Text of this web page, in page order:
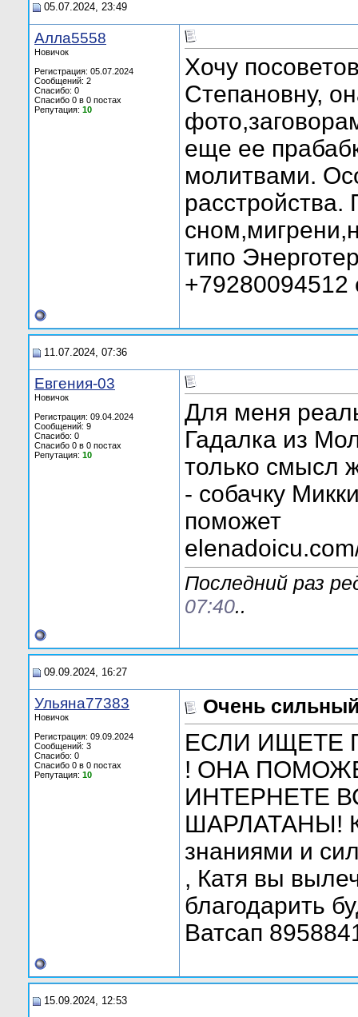
05.07.2024, 23:49
Алла5558
Новичок
Регистрация: 05.07.2024
Сообщений: 2
Спасибо: 0
Спасибо 0 в 0 постах
Репутация: 10
Хочу
Степановну,
еще ее
молитвами.
типо
+79280094512
11.07.2024, 07:36
Евгения-03
Новичок
Регистрация: 09.04.2024
Сообщений: 9
Спасибо: 0
Спасибо 0 в 0 постах
Репутация: 10
Для меня
Гадалка из
только смысл
- собачку
поможет
Последний раз
07:40..
09.09.2024, 16:27
Ульяна77383
Новичок
Регистрация: 09.09.2024
Сообщений: 3
Спасибо: 0
Спасибо 0 в 0 постах
Репутация: 10
Очень
ЕСЛИ ИЩЕТЕ
! ОНА
ИНТЕРНЕТЕ
ШАРЛАТАНЫ!
знаниями и
, Катя вы
благодарить
Ватсап
15.09.2024, 12:53